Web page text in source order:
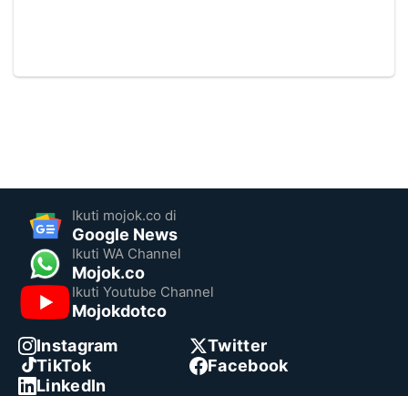
Ikuti mojok.co di
Google News
Ikuti WA Channel
Mojok.co
Ikuti Youtube Channel
Mojokdotco
Instagram
Twitter
TikTok
Facebook
LinkedIn